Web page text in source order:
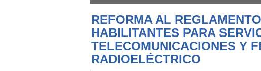
REFORMA AL
HABILITANTES PARA
TELECOMUNICACIONES Y
RADIOELÉCTRICO